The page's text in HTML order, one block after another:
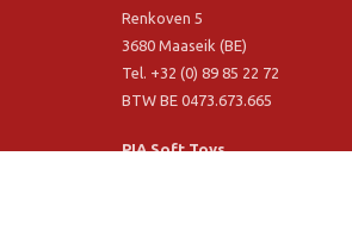
Renkoven 5
3680 Maaseik (BE)
Tel. +32 (0) 89 85 22 72
BTW BE 0473.673.665
PIA Soft Toys